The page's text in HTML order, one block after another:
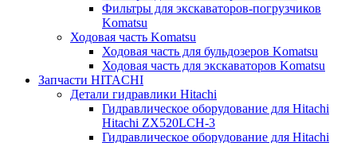
Фильтры для экскаваторов-погрузчиков
Komatsu
Ходовая часть Komatsu
Ходовая часть для бульдозеров Komatsu
Ходовая часть для экскаваторов Komatsu
Запчасти HITACHI
Детали гидравлики Hitachi
Гидравлическое оборудование для Hitachi
Hitachi ZX520LCH-3
Гидравлическое оборудование для Hitachi